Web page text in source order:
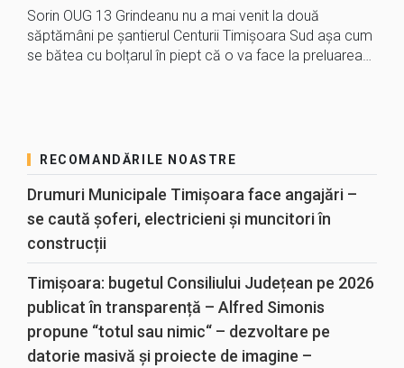
Sorin OUG 13 Grindeanu nu a mai venit la două
săptămâni pe șantierul Centurii Timișoara Sud așa cum
se bătea cu bolțarul în piept că o va face la preluarea…
RECOMANDĂRILE NOASTRE
Drumuri Municipale Timișoara face angajări –
se caută șoferi, electricieni și muncitori în
construcții
Timișoara: bugetul Consiliului Județean pe 2026
publicat în transparență – Alfred Simonis
propune “totul sau nimic“ – dezvoltare pe
datorie masivă și proiecte de imagine –